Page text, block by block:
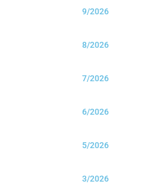
9/2026
8/2026
7/2026
6/2026
5/2026
3/2026